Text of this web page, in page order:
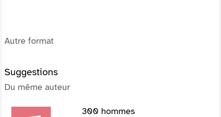
Autre format
Suggestions
Du même auteur
300 hommes